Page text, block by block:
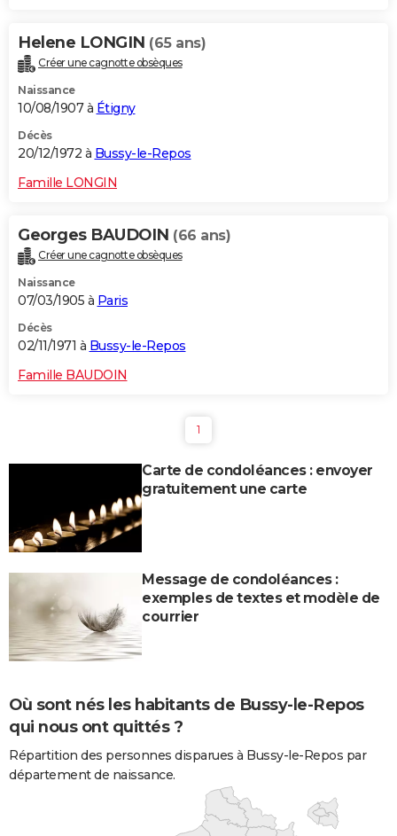
Helene LONGIN (65 ans)
Créer une cagnotte obsèques
Naissance
10/08/1907 à Étigny
Décès
20/12/1972 à Bussy-le-Repos
Famille LONGIN
Georges BAUDOIN (66 ans)
Créer une cagnotte obsèques
Naissance
07/03/1905 à Paris
Décès
02/11/1971 à Bussy-le-Repos
Famille BAUDOIN
1
Carte de condoléances : envoyer
gratuitement une carte
Message de condoléances :
exemples de textes et modèle de
courrier
Où sont nés les habitants de Bussy-le-Repos
qui nous ont quittés ?
Répartition des personnes disparues à Bussy-le-Repos par
département de naissance.